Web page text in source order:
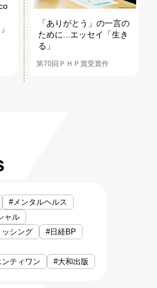
「ありがとう」の一言の
ために...エッセイ「生き
る」
第70回ＰＨＰ賞受賞作
#メンタルヘルス
ャル
シング
#日経BP
ティワン
#大和出版